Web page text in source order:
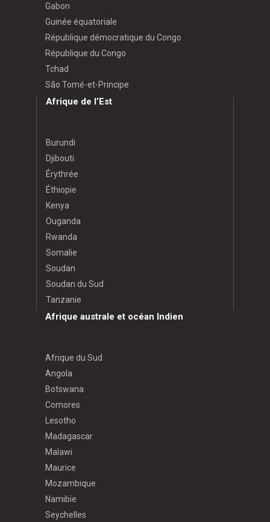
Gabon
Guinée équatoriale
République démocratique du Congo
République du Congo
Tchad
São Tomé-et-Principe
Afrique de l’Est
Burundi
Djibouti
Érythrée
Éthiopie
Kenya
Ouganda
Rwanda
Somalie
Soudan
Soudan du Sud
Tanzanie
Afrique australe et océan Indien
Afrique du Sud
Angola
Botswana
Comores
Lesotho
Madagascar
Malawi
Maurice
Mozambique
Namibie
Seychelles